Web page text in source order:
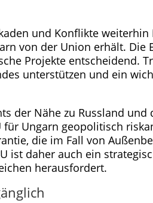
und Konflikte weiterhin
von der Union erhält. Die
Projekte entscheidend.
unterstützen und ein
der Nähe zu Russland
Ungarn geopolitisch
die im Fall von
ist daher auch ein
herausfordert.